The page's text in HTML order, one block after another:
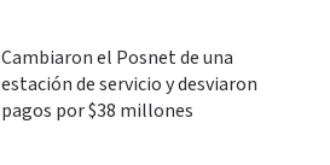
Cambiaron el Posnet de una
estación de servicio y desviaron
pagos por $38 millones